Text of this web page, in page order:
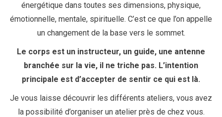
énergétique dans toutes ses dimensions, physique,
émotionnelle, mentale, spirituelle. C’est ce que l’on appelle
un changement de la base vers le sommet.
Le corps est un instructeur, un guide, une antenne
branchée sur la vie, il ne triche pas. L’intention
principale est d’accepter de sentir ce qui est là.
Je vous laisse découvrir les différents ateliers, vous avez
la possibilité d’organiser un atelier près de chez vous.